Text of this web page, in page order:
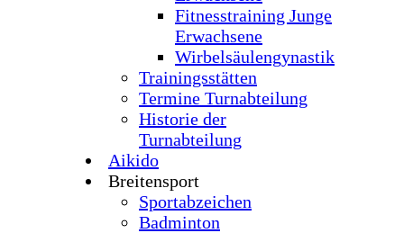
Fitnesstraining Junge
Erwachsene
Wirbelsäulengynastik
Trainingsstätten
Termine Turnabteilung
Historie der
Turnabteilung
Aikido
Breitensport
Sportabzeichen
Badminton